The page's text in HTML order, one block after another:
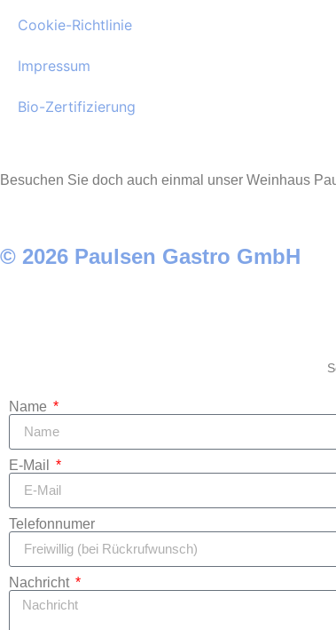
Cookie-Richtlinie
Impressum
Bio-Zertifizierung
Besuchen Sie doch auch einmal unser Weinhaus
© 2026 Paulsen Gastro GmbH
Name
E-Mail
Telefonnumer
Nachricht